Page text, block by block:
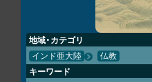
地域・カテゴリ
インド亜大陸 仏教
キーワード